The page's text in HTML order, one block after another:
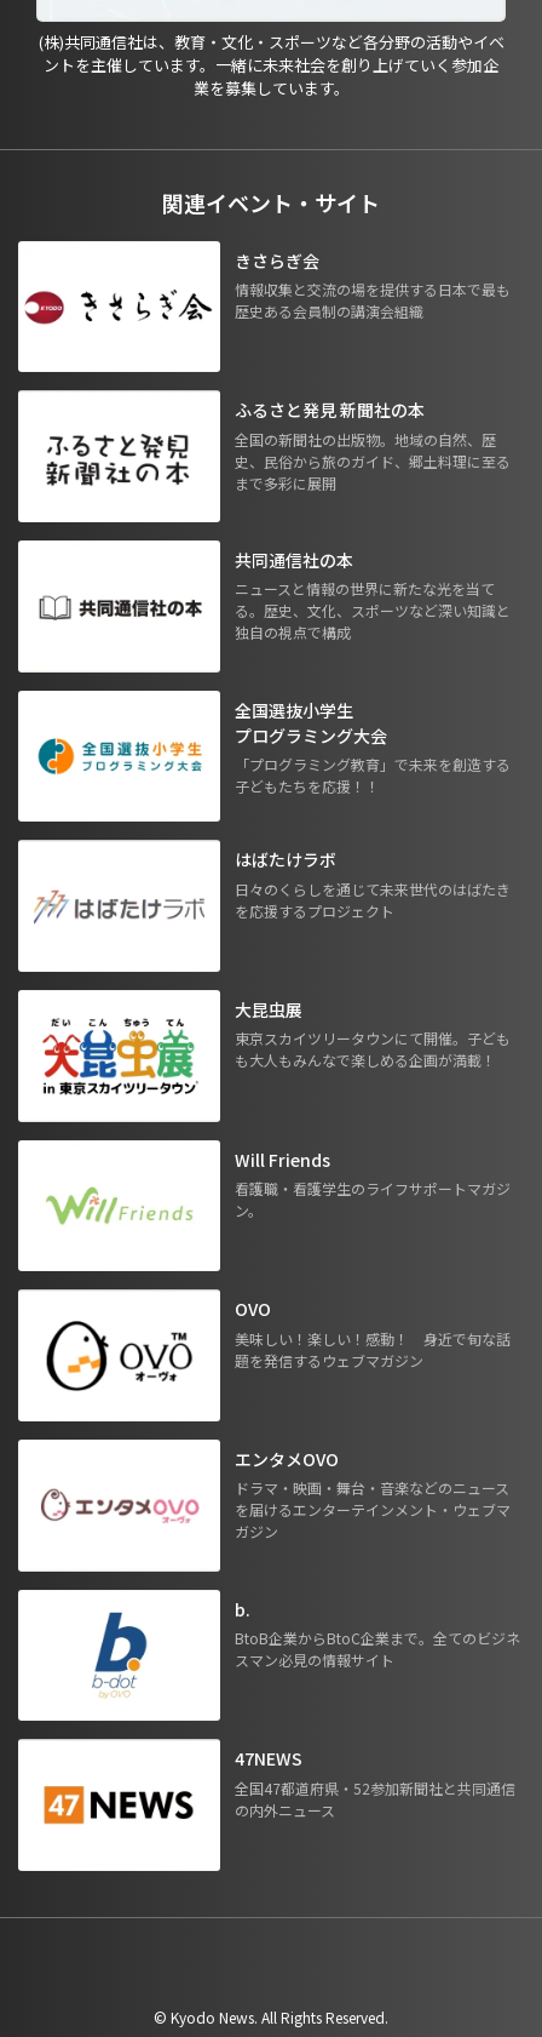
(株)共同通信社は、教育・文化・スポーツなど各分野の活動やイベ
ントを主催しています。一緒に未来社会を創り上げていく参加企
業を募集しています。
関連イベント・サイト
きさらぎ会
情報収集と交流の場を提供する日本で最も
歴史ある会員制の講演会組織
ふるさと発見 新聞社の本
全国の新聞社の出版物。地域の自然、歴
史、民俗から旅のガイド、郷土料理に至る
まで多彩に展開
共同通信社の本
ニュースと情報の世界に新たな光を当て
る。歴史、文化、スポーツなど深い知識と
独自の視点で構成
全国選抜小学生
プログラミング大会
「プログラミング教育」で未来を創造する
子どもたちを応援！！
はばたけラボ
日々のくらしを通じて未来世代のはばたき
を応援するプロジェクト
大昆虫展
東京スカイツリータウンにて開催。子ども
も大人もみんなで楽しめる企画が満載！
Will Friends
看護職・看護学生のライフサポートマガジ
ン。
OVO
美味しい！楽しい！感動！ 身近で旬な話
題を発信するウェブマガジン
エンタメOVO
ドラマ・映画・舞台・音楽などのニュース
を届けるエンターテインメント・ウェブマ
ガジン
b.
BtoB企業からBtoC企業まで。全てのビジネ
スマン必見の情報サイト
47NEWS
全国47都道府県・52参加新聞社と共同通信
の内外ニュース
©︎ Kyodo News. All Rights Reserved.